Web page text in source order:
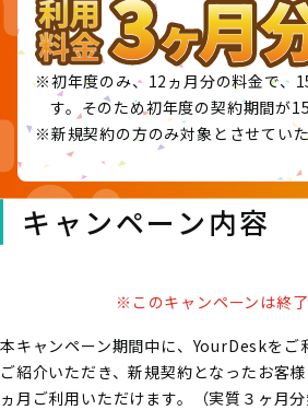
※初年度のみ、12ヵ月分の料金で、
す。そのため初年度の契約期間が
※新規契約の方のみ対象とさせていた
キャンペーン内容
※このキャンペーンは終
本キャンペーン期間中に、YourDeskをご
ご紹介いただき、新規契約となったお客
ヵ月ご利用いただけます。（実質３ヶ月分